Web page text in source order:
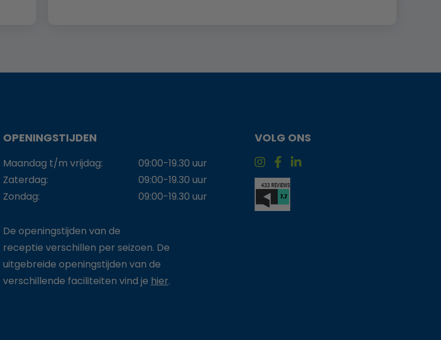
OPENINGSTIJDEN
Maandag t/m vrijdag:
09:00-19.30 uur
Zaterdag:
09:00-19.30 uur
Zondag:
09:00-19.30 uur
De openingstijden van de
receptie verschillen per seizoen. De
uitgebreide openingstijden van de
verschillende faciliteiten vind je hier.
VOLG ONS